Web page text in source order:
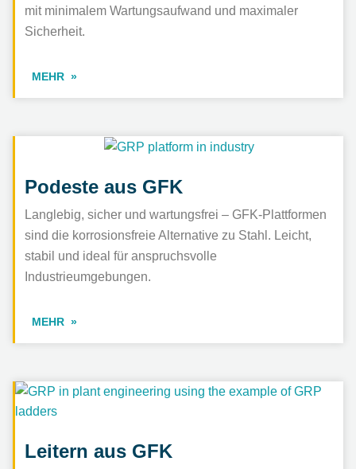
GFK im Anlagenbau
Korrosionsbeständig in eine wartungsfreie Zukunft
mit minimalem Wartungsaufwand und maximaler
Sicherheit.
MEHR
Podeste aus GFK
Langlebig, sicher und wartungsfrei – GFK-Plattformen
sind die korrosionsfreie Alternative zu Stahl. Leicht,
stabil und ideal für anspruchsvolle
Industrieumgebungen.
MEHR
Leitern aus GFK